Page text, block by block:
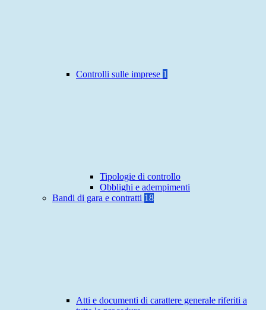
Controlli sulle imprese 1
Tipologie di controllo
Obblighi e adempimenti
Bandi di gara e contratti 18
Atti e documenti di carattere generale riferiti a